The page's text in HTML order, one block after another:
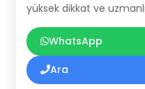
yüksek dikkat ve
WhatsApp
Ara